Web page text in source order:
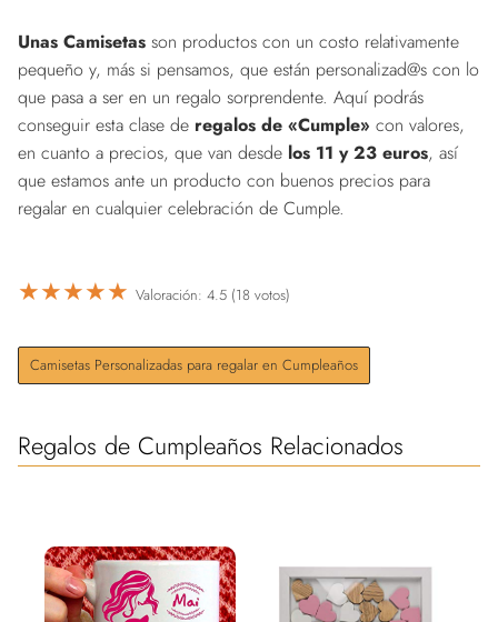
Unas Camisetas son productos con un costo relativamente
pequeño y, más si pensamos, que están personalizad@s con lo
que pasa a ser en un regalo sorprendente. Aquí podrás
conseguir esta clase de regalos de «Cumple» con valores,
en cuanto a precios, que van desde los 11 y 23 euros, así
que estamos ante un producto con buenos precios para
regalar en cualquier celebración de Cumple.
★★★★★ Valoración: 4.5 (18 votos)
Camisetas Personalizadas para regalar en Cumpleaños
Regalos de Cumpleaños Relacionados